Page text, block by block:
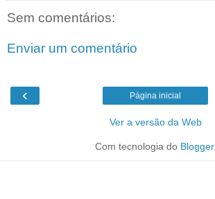
Sem comentários:
Enviar um comentário
‹ Página inicial
Ver a versão da Web
Com tecnologia do Blogger.